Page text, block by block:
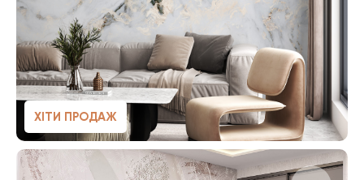
ХІТИ ПРОДАЖ